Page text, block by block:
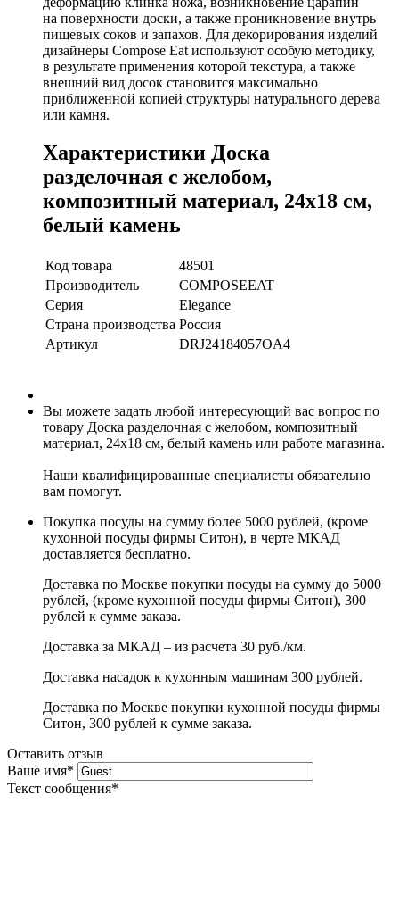
на поверхности доски, а также проникновение внутрь
пищевых соков и запахов. Для декорирования изделий
дизайнеры Compose Eat используют особую методику,
в результате применения которой текстура, а также
внешний вид досок становится максимально
приближенной копией структуры натурального дерева
или камня.
Характеристики Доска
разделочная с желобом,
композитный материал, 24x18 см,
белый камень
Код товара
48501
Производитель
COMPOSEEAT
Серия
Elegance
Страна производства Россия
Артикул
DRJ24184057OA4
Вы можете задать любой интересующий вас вопрос по
товару Доска разделочная с желобом, композитный
материал, 24x18 см, белый камень или работе магазина.
Наши квалифицированные специалисты обязательно
вам помогут.
Покупка посуды на сумму более 5000 рублей, (кроме
кухонной посуды фирмы Ситон), в черте МКАД
доставляется бесплатно.
Доставка по Москве покупки посуды на сумму до 5000
рублей, (кроме кухонной посуды фирмы Ситон), 300
рублей к сумме заказа.
Доставка за МКАД – из расчета 30 руб./км.
Доставка насадок к кухонным машинам 300 рублей.
Доставка по Москве покупки кухонной посуды фирмы
Ситон, 300 рублей к сумме заказа.
Оставить отзыв
Ваше имя*
Текст сообщения*